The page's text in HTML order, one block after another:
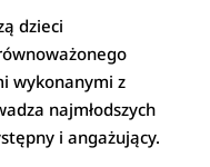
dzieci
wykonanymi z
najmłodszych
i angażujący.